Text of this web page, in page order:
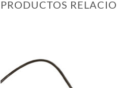
PRODUCTOS